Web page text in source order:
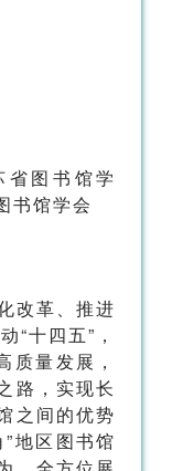
图书馆学
书馆学会
改革、推进
“十四五”，
质量发展，
路，实现长
之间的优势
地区图书馆